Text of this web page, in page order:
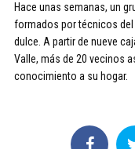
Hace unas semanas, un
formados por técnicos del
dulce. A partir de nueve
Valle, más de 20 vecinos
conocimiento a su hogar.